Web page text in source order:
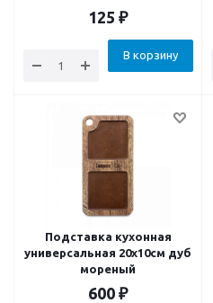
125 ₽
В корзину
Подставка кухонная
универсальная 20х10см дуб
мореный
600 ₽